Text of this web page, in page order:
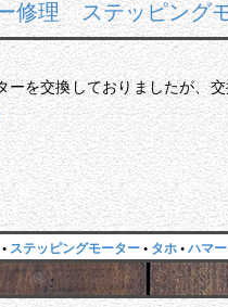
修理 ステッピン
ーを交換しておりましたが、
• ステッピングモーター• タホ•ハマー